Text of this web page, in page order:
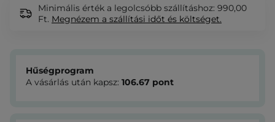
Minimális érték a legolcsóbb szállításhoz: 990,00
Ft. Megnézem a szállítási időt és költséget.
Hűségprogram
A vásárlás után kapsz: 106.67 pont